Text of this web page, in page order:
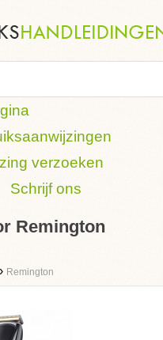
verzoeken
Schrijf ons
Remington
› Remington